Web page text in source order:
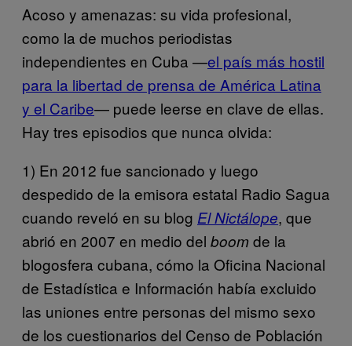
Acoso y amenazas: su vida profesional,
como la de muchos periodistas
independientes en Cuba —el país más hostil
para la libertad de prensa de América Latina
y el Caribe— puede leerse en clave de ellas.
Hay tres episodios que nunca olvida:
1) En 2012 fue sancionado y luego
despedido de la emisora estatal Radio Sagua
cuando reveló en su blog El Nictálope, que
abrió en 2007 en medio del boomde la
blogosfera cubana, cómo la Oficina Nacional
de Estadística e Información había excluido
las uniones entre personas del mismo sexo
de los cuestionarios del Censo de Población